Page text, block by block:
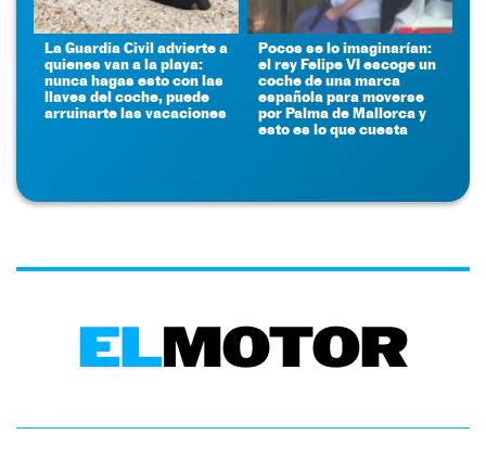
La Guardia Civil advierte a
quienes van a la playa:
nunca hagas esto con las
llaves del coche, puede
arruinarte las vacaciones
Pocos se lo imaginarían:
el rey Felipe VI escoge un
coche de una marca
española para moverse
por Palma de Mallorca y
esto es lo que cuesta